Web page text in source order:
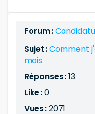
Forum :
Sujet :Comment
mois
Réponses :13
Like :0
Vues :2071